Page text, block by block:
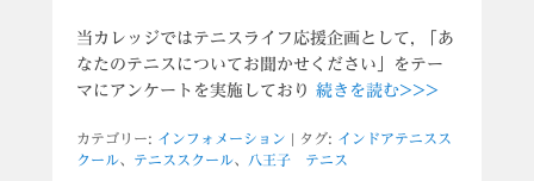
当カレッジではテニスライフ応援企画として, 「あ
なたのテニスについてお聞かせください」をテー
マにアンケートを実施しており 続きを読む>>>
カテゴリー: インフォメーション | タグ: インドアテニスス
クール、 テニススクール、 八王子 テニス